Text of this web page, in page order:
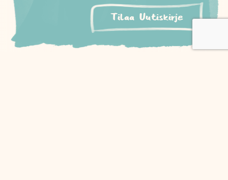
Tilaa Uutiskirje